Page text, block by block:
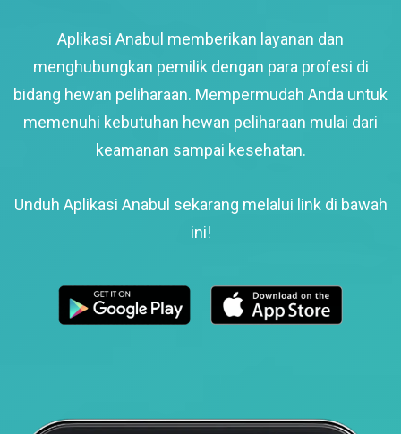
Aplikasi Anabul memberikan layanan dan
menghubungkan pemilik dengan para profesi di
bidang hewan peliharaan. Mempermudah Anda untuk
memenuhi kebutuhan hewan peliharaan mulai dari
keamanan sampai kesehatan.
Unduh Aplikasi Anabul sekarang melalui link di bawah
ini!